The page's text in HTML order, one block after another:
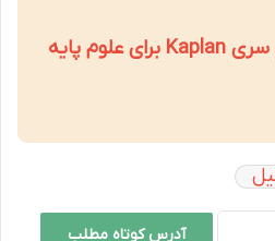
بررسی کتاب‌های سری Kaplan برای علوم پایه
آدرس کوتاه مطلب